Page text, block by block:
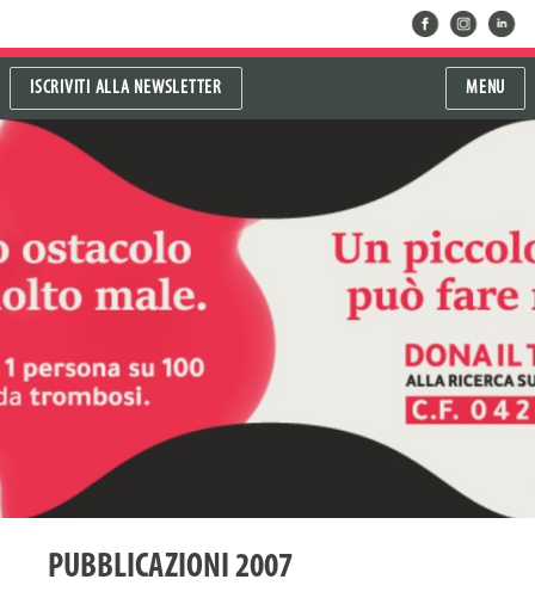
facebookinstragram
linkedin
ISCRIVITI ALLA NEWSLETTER MENU
PUBBLICAZIONI 2007